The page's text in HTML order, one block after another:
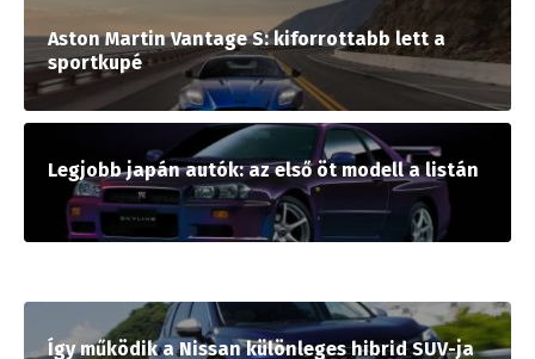
Aston Martin Vantage S: kiforrottabb lett a
sportkupé
Legjobb japán autók: az első öt modell a listán
Így működik a Nissan különleges hibrid SUV-ja